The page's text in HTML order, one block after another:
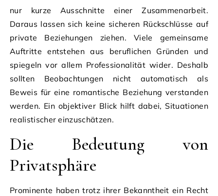
nur kurze Ausschnitte einer Zusammenarbeit.
Daraus lassen sich keine sicheren Rückschlüsse auf
private Beziehungen ziehen. Viele gemeinsame
Auftritte entstehen aus beruflichen Gründen und
spiegeln vor allem Professionalität wider. Deshalb
sollten Beobachtungen nicht automatisch als
Beweis für eine romantische Beziehung verstanden
werden. Ein objektiver Blick hilft dabei, Situationen
realistischer einzuschätzen.
Die Bedeutung von
Privatsphäre
Prominente haben trotz ihrer Bekanntheit ein Recht